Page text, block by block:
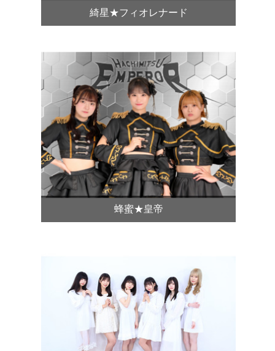
綺星★フィオレナード
蜂蜜★皇帝